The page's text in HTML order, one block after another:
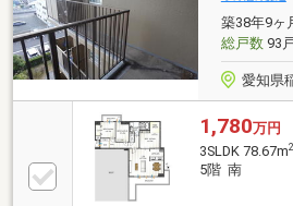
細・ご相談はお気軽にお問い
築38年9ヶ
総戸数93
愛知県
1,780万円
3SLDK 78.67m2
5階 南